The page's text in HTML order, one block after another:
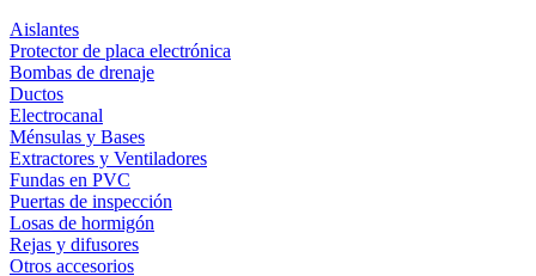
Aislantes
Protector de placa electrónica
Bombas de drenaje
Ductos
Electrocanal
Ménsulas y Bases
Extractores y Ventiladores
Fundas en PVC
Puertas de inspección
Losas de hormigón
Rejas y difusores
Otros accesorios